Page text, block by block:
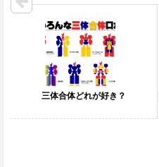
三体合体どれが好き？